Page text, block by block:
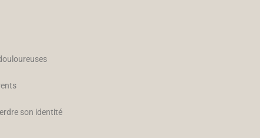
son identité